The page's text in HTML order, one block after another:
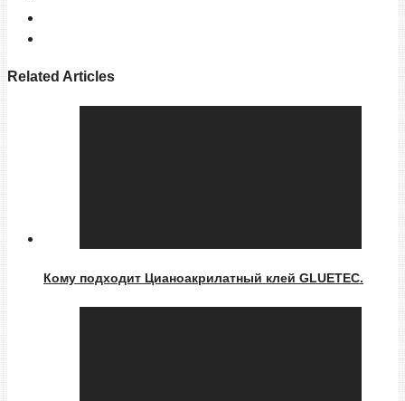
Related Articles
Кому подходит Цианоакрилатный клей GLUETEC.